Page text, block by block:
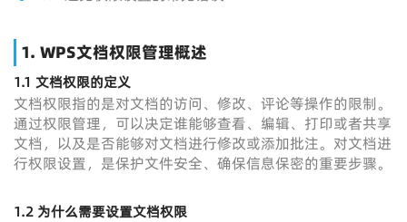
1. WPS文档权限管理概述
1.1 文档权限的定义
文档权限指的是对文档的访问、修改、评论等操作的限制。
通过权限管理，可以决定谁能够查看、编辑、打印或者共享
文档，以及是否能够对文档进行修改或添加批注。对文档进
行权限设置，是保护文件安全、确保信息保密的重要步骤。
1.2 为什么需要设置文档权限